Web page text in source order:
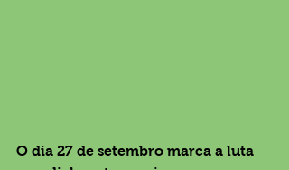
O dia 27 de setembro marca a luta